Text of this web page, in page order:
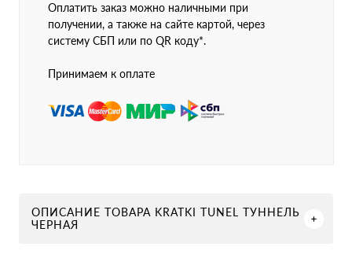
Оплатить заказ можно наличными при
получении, а также на сайте картой, через
систему СБП или по QR коду*.
Принимаем к оплате
ОПИСАНИЕ ТОВАРА KRATKI TUNEL ТУННЕЛЬ
ЧЕРНАЯ